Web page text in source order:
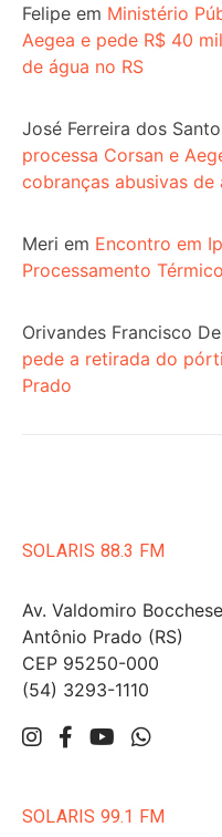
Felipe em Ministério
Aegea e pede R$ 40
de água no RS
José Ferreira dos
processa Corsan e
cobranças abusivas de
Meri em Encontro em
Processamento
Orivandes Francisco
pede a retirada do
Prado
SOLARIS 88.3 FM
Av. Valdomiro
Antônio Prado (RS)
CEP 95250-000
(54) 3293-1110
SOLARIS 99.1 FM